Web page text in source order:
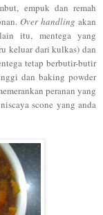
empuk dan remah
Over handling akan
itu, mentega yang
keluar dari kulkas) dan
tetap berbutir-butir
dan baking powder
peranan yang
scone yang anda